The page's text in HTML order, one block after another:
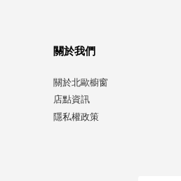
關於我們
關於北歐櫥窗
店點資訊
隱私權政策